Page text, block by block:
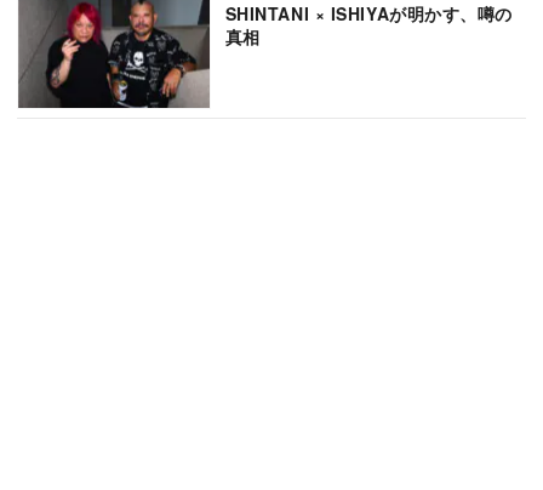
SHINTANI × ISHIYAが明かす、噂の
真相